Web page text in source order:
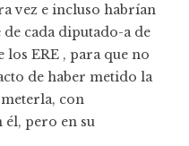
vez e incluso habrían
cada diputado-a de
los ERE , para que no
de haber metido la
con
él, pero en su